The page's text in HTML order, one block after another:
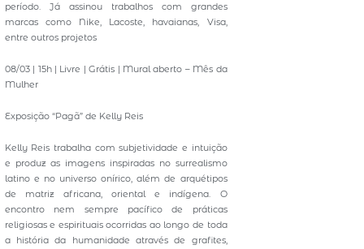
período. Já assinou trabalhos com grandes
marcas como Nike, Lacoste, havaianas, Visa,
entre outros projetos
08/03 | 15h | Livre | Grátis | Mural aberto – Mês da
Mulher
Exposição “Pagã” de Kelly Reis
Kelly Reis trabalha com subjetividade e intuição
e produz as imagens inspiradas no surrealismo
latino e no universo onírico, além de arquétipos
de matriz africana, oriental e indígena. O
encontro nem sempre pacífico de práticas
religiosas e espirituais ocorridas ao longo de toda
a história da humanidade através de grafites,